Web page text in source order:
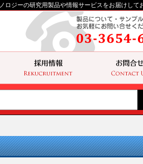
ジーの研究用製品や情報サービスをお届けして